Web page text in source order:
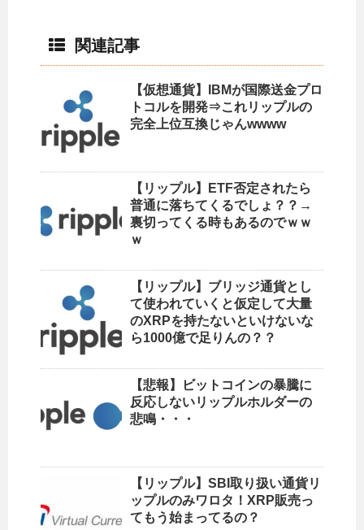
関連記事
【仮想通貨】IBMが国際送金プロ
トコルを開発⇒これリップルの
完全上位互換じゃんwwww
【リップル】ETF否定されたら
普通に落ちてくるでしょ？？→
裏切ってくる時もあるのでｗｗ
ｗ
【リップル】ブリッジ通貨とし
て使われていくと仮定して大量
のXRPを持たないといけないな
ら1000億で足りんの？？
【悲報】ビットコインの暴騰に
反応しないリップルホルダーの
悲鳴・・・
【リップル】SBI取り扱い通貨リ
ップルのみワロタ！XRP販売っ
てもう始まってるの？